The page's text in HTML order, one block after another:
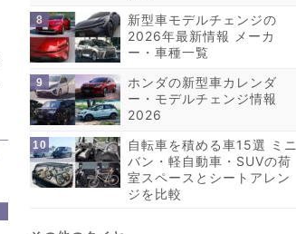
新型車モデルチェンジの
2026年最新情報 メーカ
ー・車種一覧
ホンダの新型車カレンダ
ー・モデルチェンジ情報
2026
自転車を積める車15選 ミニ
バン・軽自動車・SUVの荷
室スペースとシートアレン
ジを比較